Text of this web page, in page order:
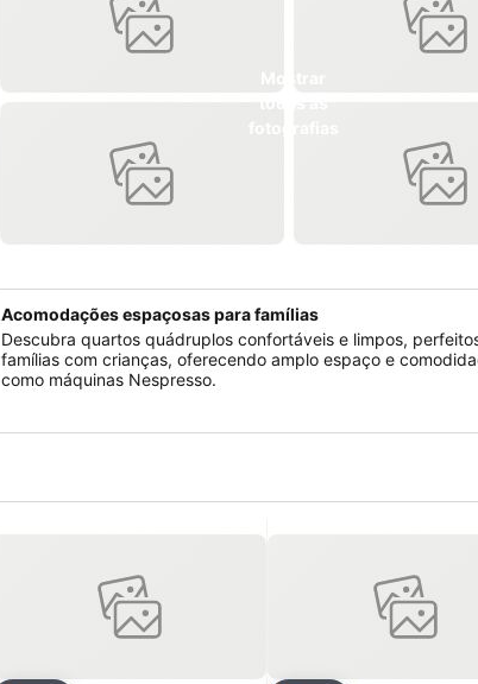
Acomodações espaçosas para famílias
Descubra quartos quádruplos confortáveis e limpos,
famílias com crianças, oferecendo amplo espaço e
como máquinas Nespresso.